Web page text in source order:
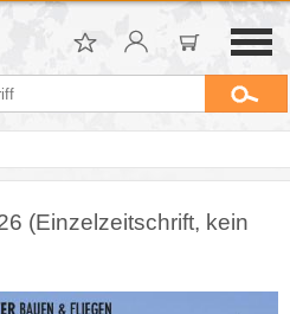
(Einzelzeitschrift, kein